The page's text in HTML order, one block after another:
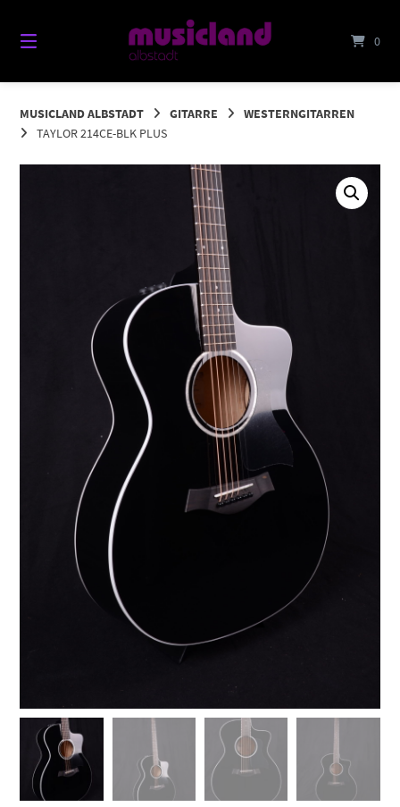
Inhalt
0
MUSICLAND ALBSTADT GITARRE
WESTERNGITARREN
TAYLOR 214CE-BLK PLUS